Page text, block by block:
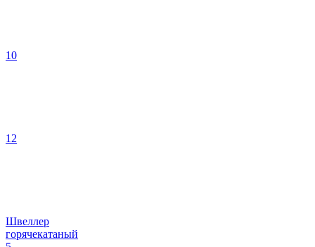
10
12
Швеллер
горячекатаный